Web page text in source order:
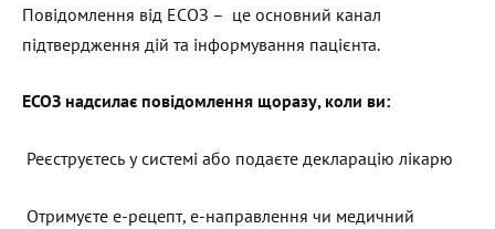
Повідомлення від ЕСОЗ – це основний канал
підтвердження дій та інформування пацієнта.
ЕСОЗ надсилає повідомлення щоразу, коли ви:
Реєструєтесь у системі або подаєте декларацію лікарю
Отримуєте е-рецепт, е-направлення чи медичний